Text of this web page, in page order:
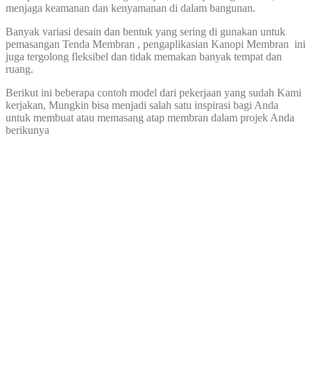
menjaga keamanan dan kenyamanan di dalam bangunan.
Banyak variasi desain dan bentuk yang sering di gunakan untuk
pemasangan Tenda Membran , pengaplikasian Kanopi Membran ini
juga tergolong fleksibel dan tidak memakan banyak tempat dan
ruang.
Berikut ini beberapa contoh model dari pekerjaan yang sudah Kami
kerjakan, Mungkin bisa menjadi salah satu inspirasi bagi Anda
untuk membuat atau memasang atap membran dalam projek Anda
berikunya